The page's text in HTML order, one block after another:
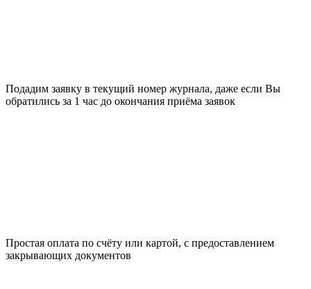
Подадим заявку в текущий номер журнала, даже если Вы
обратились за 1 час до окончания приёма заявок
Простая оплата по счёту или картой, с предоставлением
закрывающих документов